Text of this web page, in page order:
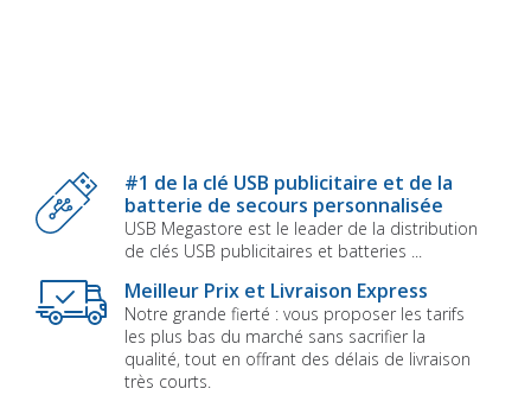
#1 de la clé USB publicitaire et de la
batterie de secours personnalisée
USB Megastore est le leader de la distribution
de clés USB publicitaires et batteries ...
Meilleur Prix et Livraison Express
Notre grande fierté : vous proposer les tarifs
les plus bas du marché sans sacrifier la
qualité, tout en offrant des délais de livraison
très courts.